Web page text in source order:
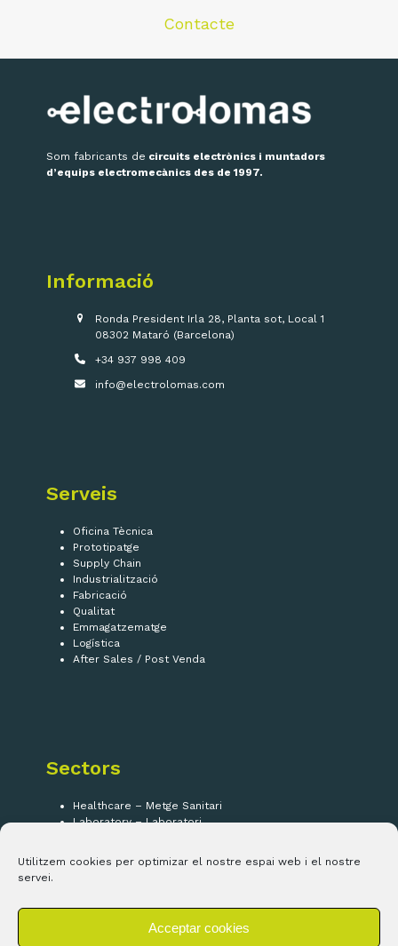
Utilitzem cookies per optimizar el nostre espai web i el nostre
servei.
Acceptar cookies
Contacte
Som fabricants de circuits electrònics i muntadors
d’equips electromecànics des de 1997.
Informació
Ronda President Irla 28, Planta sot, Local 1
08302 Mataró (Barcelona)
+34 937 998 409
info@electrolomas.com
Serveis
Oficina Tècnica
Prototipatge
Supply Chain
Industrialització
Fabricació
Qualitat
Emmagatzematge
Logística
After Sales / Post Venda
Sectors
Healthcare – Metge Sanitari
Laboratory – Laboratori
Segueix-nos!